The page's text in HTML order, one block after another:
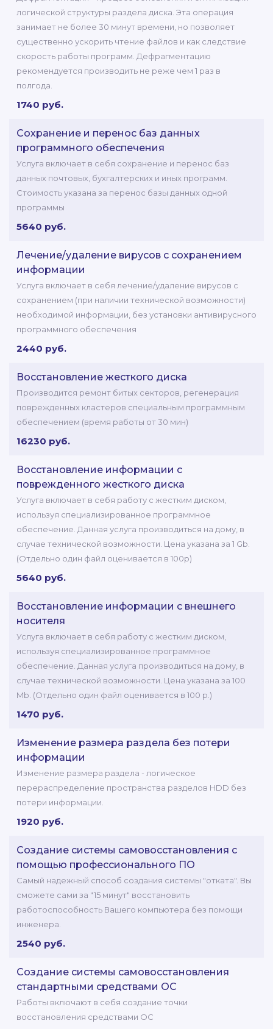
логической структуры раздела диска. Эта операция
занимает не более 30 минут времени, но позволяет
существенно ускорить чтение файлов и как следствие
скорость работы программ. Дефрагментацию
рекомендуется производить не реже чем 1 раз в
полгода.
1740 руб.
Сохранение и перенос баз данных
программного обеспечения
Услуга включает в себя сохранение и перенос баз
данных почтовых, бухгалтерских и иных программ.
Стоимость указана за перенос базы данных одной
программы
5640 руб.
Лечение/удаление вирусов с сохранением
информации
Услуга включает в себя лечение/удаление вирусов с
сохранением (при наличии технической возможности)
необходимой информации, без установки антивирусного
программного обеспечения
2440 руб.
Восстановление жесткого диска
Производится ремонт битых секторов, регенерация
поврежденных кластеров специальным программным
обеспечением (время работы от 30 мин)
16230 руб.
Восстановление информации с
поврежденного жесткого диска
Услуга включает в себя работу с жестким диском,
используя специализированное программное
обеспечение. Данная услуга производиться на дому, в
случае технической возможности. Цена указана за 1 Gb.
(Отдельно один файл оценивается в 100р)
5640 руб.
Восстановление информации с внешнего
носителя
Услуга включает в себя работу с жестким диском,
используя специализированное программное
обеспечение. Данная услуга производиться на дому, в
случае технической возможности. Цена указана за 100
Mb. (Отдельно один файл оценивается в 100 р.)
1470 руб.
Изменение размера раздела без потери
информации
Изменение размера раздела - логическое
перераспределение пространства разделов HDD без
потери информации.
1920 руб.
Создание системы самовосстановления с
помощью профессионального ПО
Самый надежный способ создания системы "отката". Вы
сможете сами за "15 минут" восстановить
работоспособность Вашего компьютера без помощи
инженера.
2540 руб.
Создание системы самовосстановления
стандартными средствами ОС
Работы включают в себя создание точки
восстановления средствами ОС